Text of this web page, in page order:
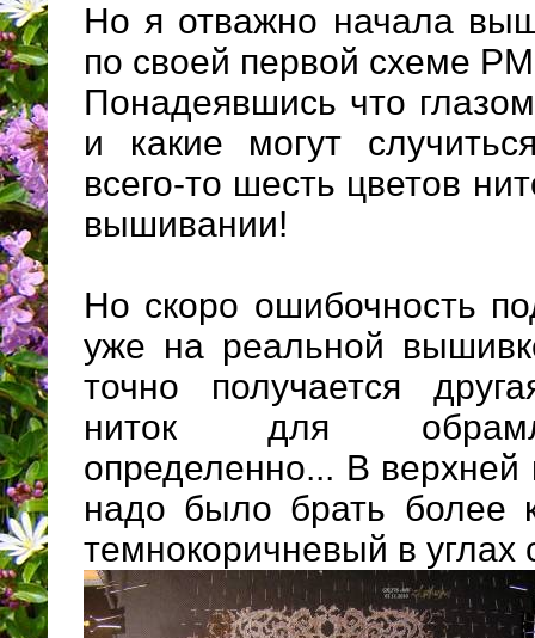
Но я отважно начала
по своей первой схеме
Понадеявшись что
и какие могут
всего-то шесть цветов
вышивании!
Но скоро ошибочность
уже на реальной
точно получается
ниток для
определенно... В верхней
надо было брать более
темнокоричневый в